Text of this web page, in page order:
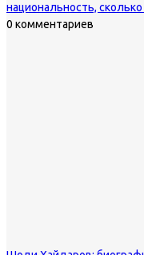
национальность,
0 комментариев